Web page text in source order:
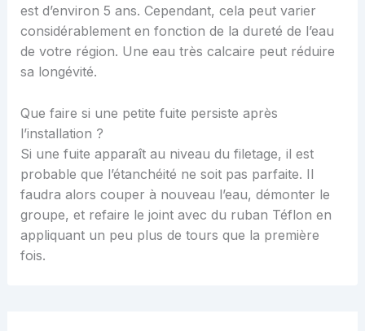
est d’environ 5 ans. Cependant, cela peut varier
considérablement en fonction de la dureté de l’eau
de votre région. Une eau très calcaire peut réduire
sa longévité.
Que faire si une petite fuite persiste après
l’installation ?
Si une fuite apparaît au niveau du filetage, il est
probable que l’étanchéité ne soit pas parfaite. Il
faudra alors couper à nouveau l’eau, démonter le
groupe, et refaire le joint avec du ruban Téflon en
appliquant un peu plus de tours que la première
fois.